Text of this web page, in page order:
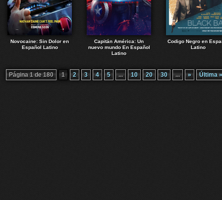
Novocaine: Sin Dolor en
Español Latino
Capitán América: Un
nuevo mundo En Español
Latino
Codigo Negro en
Latino
Página 1 de 180 1 2 3 4 5 ... 10 20 30 ... » Última »